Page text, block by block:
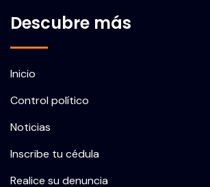
Descubre más
Inicio
Control político
Noticias
Inscribe tu cédula
Realice su denuncia